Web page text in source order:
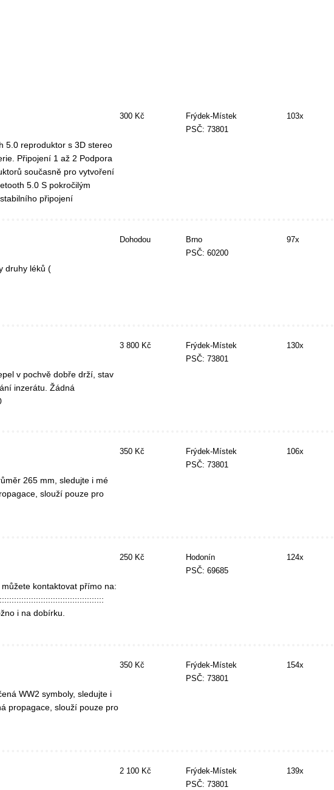
5.0 reproduktor s 3D stereo
Připojení 1 až 2 Podpora
současně pro vytvoření
5.0 S pokročilým
připojení
300 Kč
Frýdek-Místek
PSČ: 73801
103x
druhy léků (
Dohodou
Brno
PSČ: 60200
97x
v pochvě dobře drží, stav
inzerátu. Žádná
3 800 Kč
Frýdek-Místek
PSČ: 73801
130x
265 mm, sledujte i mé
slouží pouze pro
350 Kč
Frýdek-Místek
PSČ: 73801
106x
kontaktovat přímo na:
i na dobírku.
250 Kč
Hodonín
PSČ: 69685
124x
WW2 symboly, sledujte i
propagace, slouží pouze pro
350 Kč
Frýdek-Místek
PSČ: 73801
154x
2 100 Kč
Frýdek-Místek
PSČ: 73801
139x